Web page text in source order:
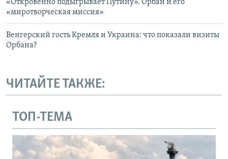
«Откровенно подыгрывает Путину». Орбан и его
«миротворческая миссия»
Венгерский гость Кремля и Украина: что показали визиты
Орбана?
ЧИТАЙТЕ ТАКЖЕ:
ТОП-ТЕМА